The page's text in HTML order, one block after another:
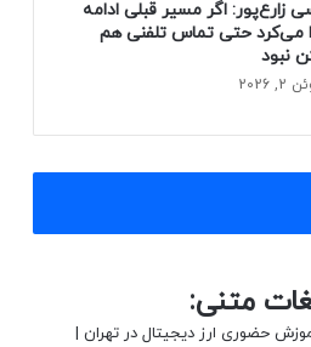
زارع‌پور: اگر مسیر قبلی ادامه
می‌کرد حتی تماس تلفنی هم
نبود
2026
متنی:
حضوری ارز دیجیتال در تهران